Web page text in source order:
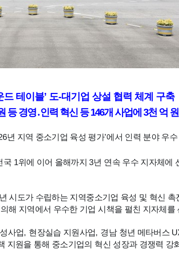
드 테이블’ 도-대기업 상설 협력 체계 구축
등 경영․인력 혁신 등146개 사업에 3천 억
년 지역 중소기업 육성 평가’에서 인력 분야 우
국 1위에 이어 올해까지3년 연속 우수 지자체에
시도가 수립하는 지역중소기업 육성 및 혁신
해 지역에서 우수한 기업 시책을 펼친 지자체를
사업, 현장실습 지원사업, 경남 청년 메타버스
지원을 통해 중소기업의 혁신 성장과 경쟁력 강